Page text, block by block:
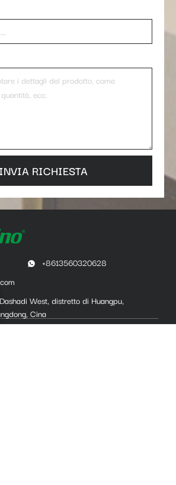
INVIA RICHIESTA
+8613560320628
Dashadi West, distretto di Huangpu,
Cina